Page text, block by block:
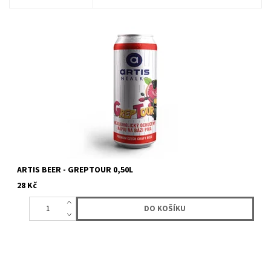
nealkoholické osvěžující pivo se 100% zárukou kvality, chuti a...
ARTIS BEER - GREPTOUR 0,50L
28 Kč